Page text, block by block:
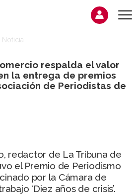
Noticia
respalda el valor
la entrega de premios
de Periodistas de
redactor de La Tribuna de
el Premio de Periodismo
por la Cámara de
‘Diez años de crisis’.